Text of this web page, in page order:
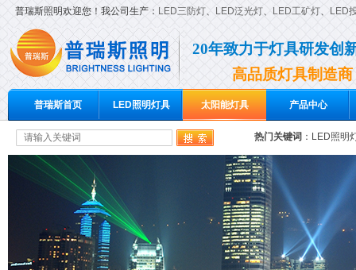
普瑞斯照明欢迎您！我公司生产： LED三防灯、 LED泛光灯、 LED工矿灯、 LED
20年致力于灯具研发创
高品质灯具制造商
普瑞斯首页 LED照明灯具 太阳能灯具 产品中心
热门关键词 ： LED照明